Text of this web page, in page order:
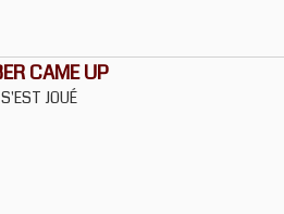
CAME UP
JOUÉ